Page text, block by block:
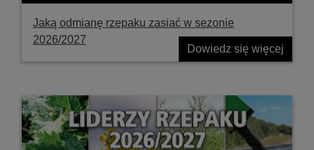
Jaką odmianę rzepaku zasiać w sezonie
2026/2027
Dowiedz się więcej